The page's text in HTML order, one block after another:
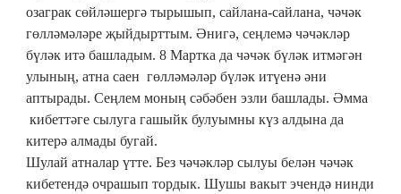
озаграк сөйләшергә тырышып, сайлана-сайлана, чәчәк
гөлләмәләре җыйдырттым. Әнигә, сеңлемә чәчәкләр
бүләк итә башладым. 8 Мартка да чәчәк бүләк итмәгән
улының, атна саен гөлләмәләр бүләк итүенә әни
аптырады. Сеңлем моның сәбәбен эзли башлады. Әмма
кибеттәге сылуга гашыйк булуымны күз алдына да
китерә алмады бугай.
Шулай атналар үтте. Без чәчәкләр сылуы белән чәчәк
кибетендә очрашып тордык. Шушы вакыт эчендә нинди